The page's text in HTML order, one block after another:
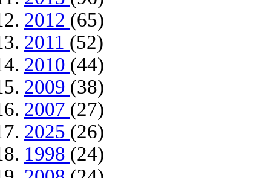
2012 (65)
2011 (52)
2010 (44)
2009 (38)
2007 (27)
2025 (26)
1998 (24)